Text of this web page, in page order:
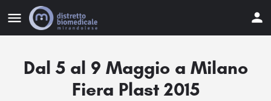
Dal 5 al 9 Maggio a Milano
Fiera Plast 2015